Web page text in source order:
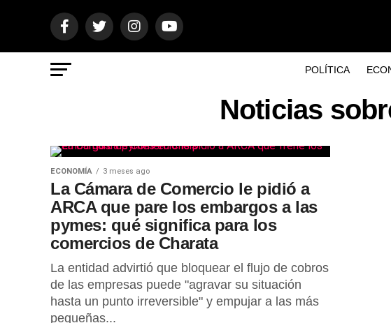
POLÍTICA
Noticias
ECONOMÍA 3 meses ago
La Cámara de Comercio le pidió a
ARCA que pare los embargos a las
pymes: qué significa para los
comercios de Charata
La entidad advirtió que bloquear el flujo de cobros
de las empresas puede "agravar su situación
hasta un punto irreversible" y empujar a las más
pequeñas...